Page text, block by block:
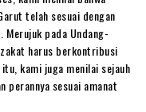
telah sesuai dengan
Merujuk pada Undang-
zakat harus berkontribusi
kami juga menilai sejauh
perannya sesuai amanat